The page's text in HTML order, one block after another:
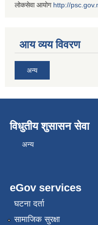
लोकसेवा आयोग http://
आय व्यय विवरण
अन्य
विधुतीय शुसासन सेवा
अन्य
eGov services
घटना दर्ता
सामाजिक सुरक्षा